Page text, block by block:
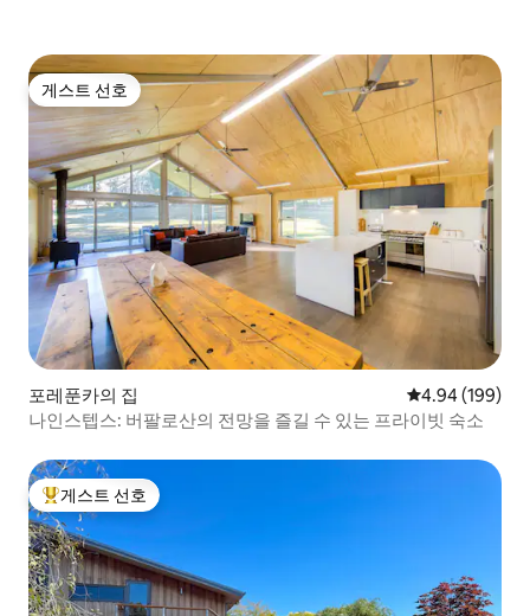
게스트 선호
게스트 선호
포레푼카의 집 평점 4.94점(5
4.94 (199)
나인스텝스: 버팔로산의 전망을 즐길 수 있는 프라이빗 숙소
상위 게스트 선호
게스트 선호